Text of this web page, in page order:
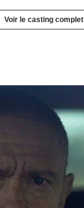
Voir le casting complet